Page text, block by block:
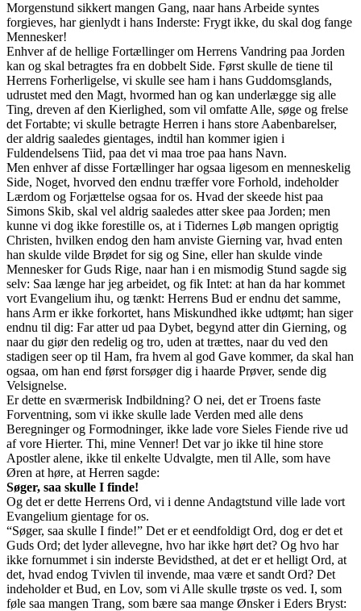
Morgenstund sikkert mangen Gang, naar hans Arbeide syntes
forgieves, har gienlydt i hans Inderste: Frygt ikke, du skal dog fange
Mennesker!
Enhver af de hellige Fortællinger om Herrens Vandring paa Jorden
kan og skal betragtes fra en dobbelt Side. Først skulle de tiene til
Herrens Forherligelse, vi skulle see ham i hans Guddomsglands,
udrustet med den Magt, hvormed han og kan underlægge sig alle
Ting, dreven af den Kierlighed, som vil omfatte Alle, søge og frelse
det Fortabte; vi skulle betragte Herren i hans store Aabenbarelser,
der aldrig saaledes gientages, indtil han kommer igien i
Fuldendelsens Tiid, paa det vi maa troe paa hans Navn.
Men enhver af disse Fortællinger har ogsaa ligesom en menneskelig
Side, Noget, hvorved den endnu træffer vore Forhold, indeholder
Lærdom og Forjættelse ogsaa for os. Hvad der skeede hist paa
Simons Skib, skal vel aldrig saaledes atter skee paa Jorden; men
kunne vi dog ikke forestille os, at i Tidernes Løb mangen oprigtig
Christen, hvilken endog den ham anviste Gierning var, hvad enten
han skulde vilde Brødet for sig og Sine, eller han skulde vinde
Mennesker for Guds Rige, naar han i en mismodig Stund sagde sig
selv: Saa længe har jeg arbeidet, og fik Intet: at han da har kommet
vort Evangelium ihu, og tænkt: Herrens Bud er endnu det samme,
hans Arm er ikke forkortet, hans Miskundhed ikke udtømt; han siger
endnu til dig: Far atter ud paa Dybet, begynd atter din Gierning, og
naar du giør den redelig og tro, uden at trættes, naar du ved den
stadigen seer op til Ham, fra hvem al god Gave kommer, da skal han
ogsaa, om han end først forsøger dig i haarde Prøver, sende dig
Velsignelse.
Er dette en sværmerisk Indbildning? O nei, det er Troens faste
Forventning, som vi ikke skulle lade Verden med alle dens
Beregninger og Formodninger, ikke lade vore Sieles Fiende rive ud
af vore Hierter. Thi, mine Venner! Det var jo ikke til hine store
Apostler alene, ikke til enkelte Udvalgte, men til Alle, som have
Øren at høre, at Herren sagde:
Søger, saa skulle I finde!
Og det er dette Herrens Ord, vi i denne Andagtstund ville lade vort
Evangelium gientage for os.
“Søger, saa skulle I finde!” Det er et eendfoldigt Ord, dog er det et
Guds Ord; det lyder allevegne, hvo har ikke hørt det? Og hvo har
ikke fornummet i sin inderste Bevidsthed, at det er et helligt Ord, at
det, hvad endog Tvivlen til invende, maa være et sandt Ord? Det
indeholder et Bud, en Lov, som vi Alle skulle trøste os ved. I, som
føle saa mangen Trang, som bære saa mange Ønsker i Eders Bryst: